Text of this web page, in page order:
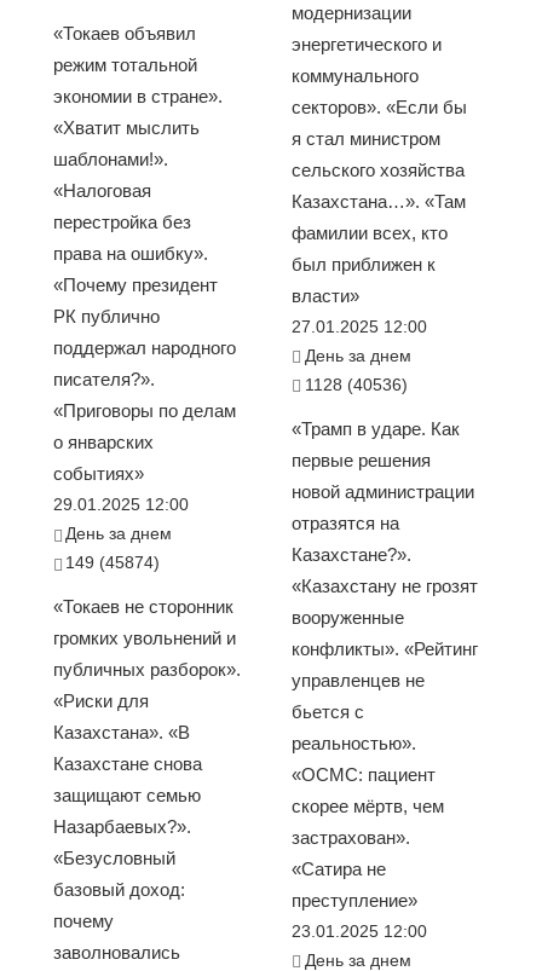
«Токаев объявил
режим тотальной
экономии в стране».
«Хватит мыслить
шаблонами!».
«Налоговая
перестройка без
права на ошибку».
«Почему президент
РК публично
поддержал народного
писателя?».
«Приговоры по делам
о январских
событиях»
29.01.2025 12:00
День за днем
149 (45874)
«Токаев не сторонник
громких увольнений и
публичных разборок».
«Риски для
Казахстана». «В
Казахстане снова
защищают семью
Назарбаевых?».
«Безусловный
базовый доход:
почему
заволновались
модернизации
энергетического и
коммунального
секторов». «Если бы
я стал министром
сельского хозяйства
Казахстана…». «Там
фамилии всех, кто
был приближен к
власти»
27.01.2025 12:00
День за днем
1128 (40536)
«Трамп в ударе. Как
первые решения
новой администрации
отразятся на
Казахстане?».
«Казахстану не грозят
вооруженные
конфликты». «Рейтинг
управленцев не
бьется с
реальностью».
«ОСМС: пациент
скорее мёртв, чем
застрахован».
«Сатира не
преступление»
23.01.2025 12:00
День за днем